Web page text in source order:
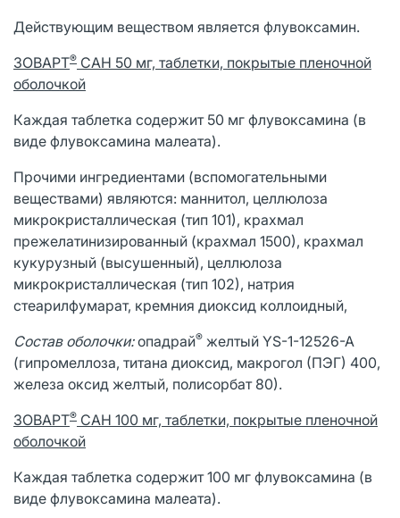
Действующим веществом является флувоксамин.
ЗОВАРТ® САН 50 мг, таблетки, покрытые пленочной
оболочкой
Каждая таблетка содержит 50 мг флувоксамина (в
виде флувоксамина малеата).
Прочими ингредиентами (вспомогательными
веществами) являются: маннитол, целлюлоза
микрокристаллическая (тип 101), крахмал
прежелатинизированный (крахмал 1500), крахмал
кукурузный (высушенный), целлюлоза
микрокристаллическая (тип 102), натрия
стеарилфумарат, кремния диоксид коллоидный,
Состав оболочки:опадрай® желтый YS-1-12526-A
(гипромеллоза, титана диоксид, макрогол (ПЭГ) 400,
железа оксид желтый, полисорбат 80).
ЗОВАРТ® САН 100 мг, таблетки, покрытые пленочной
оболочкой
Каждая таблетка содержит 100 мг флувоксамина (в
виде флувоксамина малеата).